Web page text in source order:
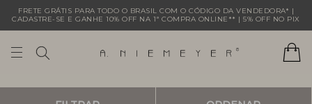
FRETE GRÁTIS PARA TODO O BRASIL COM O CÓDIGO DA VENDEDORA* |
CADASTRE-SE E GANHE 10% OFF NA 1ª COMPRA ONLINE** | 5% OFF NO PIX